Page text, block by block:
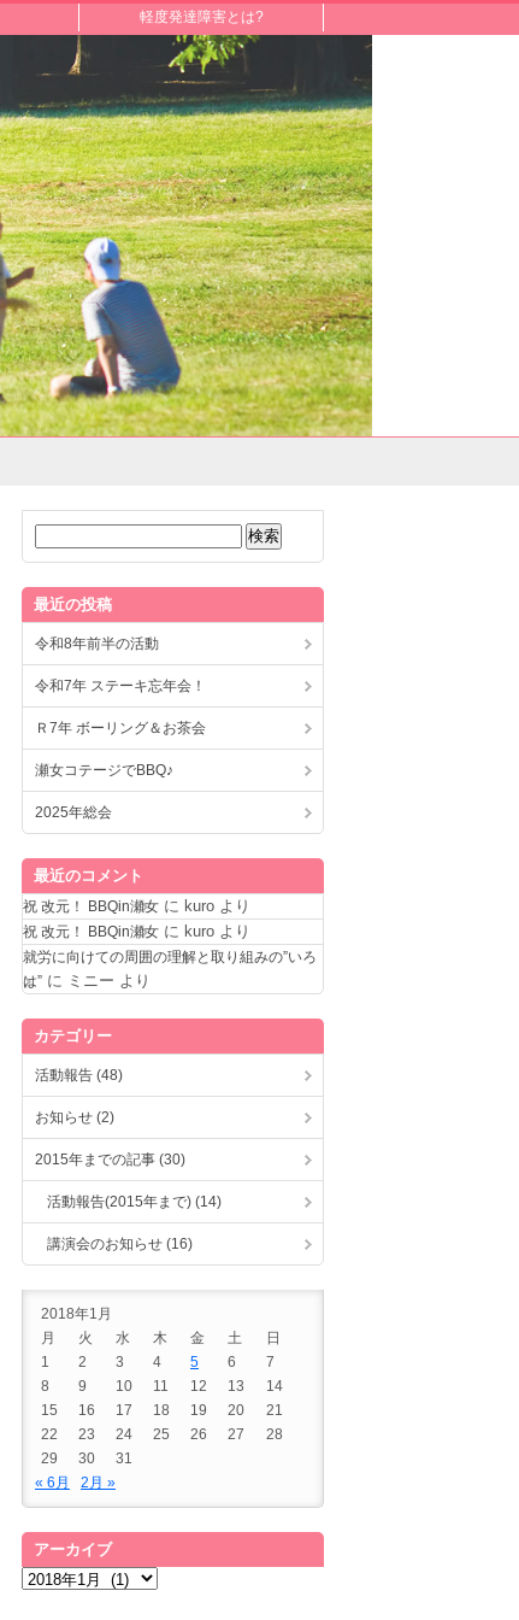
軽度発達障害とは?
最近の投稿
令和8年前半の活動
令和7年 ステーキ忘年会！
Ｒ7年 ボーリング＆お茶会
瀬女コテージでBBQ♪
2025年総会
最近のコメント
祝 改元！ BBQin瀬女 に kuro より
祝 改元！ BBQin瀬女 に kuro より
就労に向けての周囲の理解と取り組みの”いろ
は” に ミニー より
カテゴリー
活動報告 (48)
お知らせ (2)
2015年までの記事 (30)
活動報告(2015年まで) (14)
講演会のお知らせ (16)
2018年1月
月
火 水 木 金 土
日
1
2 3 4 5 6
7
8
9 10 11 12 13
14
15
16 17 18 19 20
21
22
23 24 25 26 27
28
29
30
31
« 6月
2月 »
アーカイブ
ア